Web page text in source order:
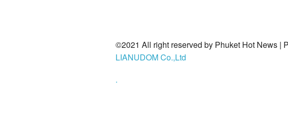
©2021 All right reserved by Phuket Hot News |
LIANUDOM Co.,Ltd
.